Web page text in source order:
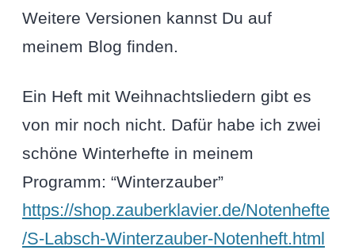
Weitere Versionen kannst Du auf
meinem Blog finden.
Ein Heft mit Weihnachtsliedern gibt es
von mir noch nicht. Dafür habe ich zwei
schöne Winterhefte in meinem
Programm: “Winterzauber”
https://shop.zauberklavier.de/Notenhefte
/S-Labsch-Winterzauber-Notenheft.html